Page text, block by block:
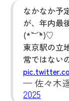
なかなか予
が、年内最
(*´︶`*)♡
東京駅の立
常ではない
— 佐々木
2025